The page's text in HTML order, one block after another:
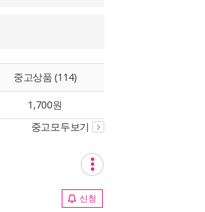
중고상품 (114)
1,700원
중고모두보기
신청